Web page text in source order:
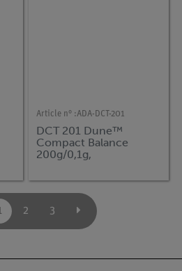
Article n° :ADA-DCT-201
DCT 201 Dune™
Compact Balance
200g/0,1g,
2 3